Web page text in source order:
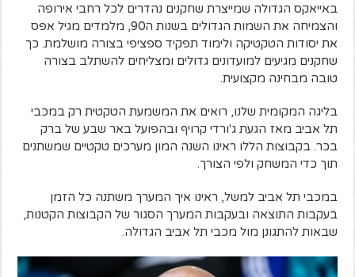
באייאקס הגדולה שמייצרת שחקנים נהדרים לכל רחבי אירופה
והצמיחה את השמות הגדולים בשנות ה90, מלמדים מגיל אפס
את יסודות הטקטיקה ולימוד תפקיד ספציפי בצורה מושלמת. כך
שחקנים מגיעים למועדונים גדולים ומצליחים להשתלב בצורה
טובה מבחינה מקצועית.
בליגה המקומית שלנו, רואים את המשמעת הטקטית רק במכבי
תל אביב מאז הגעת ג'ורדי קרויף ובהפועל באר שבע של ברק
בכר. בקבוצות הללו ראינו השנה המון מערכים טקטיים שמשתנים
תוך כדי המשחק ולפי הצורך.
במכבי תל אביב למשל, ראינו איך המערך משתנה כל הזמן
בעקבות התוצאה ובעקבות המערך הסגור של הקבוצות הקטנות,
שבאות להתגונן מול מכבי תל אביב הגדולה.